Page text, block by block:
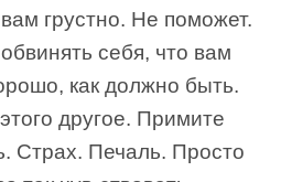
грустно. Не поможет.
себя, что вам
как должно быть.
другое. Примите
Страх. Печаль. Просто